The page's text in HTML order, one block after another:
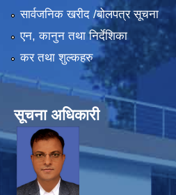
सार्वजनिक खरीद /बोलपत्र सूचना
एन, कानुन तथा निर्देशिका
कर तथा शुल्कहरु
सूचना अधिकारी